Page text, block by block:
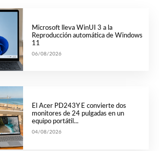
Microsoft lleva WinUI 3 a la
Reproducción automática de Windows
11
06/08/2026
El Acer PD243Y E convierte dos
monitores de 24 pulgadas en un
equipo portátil...
04/08/2026